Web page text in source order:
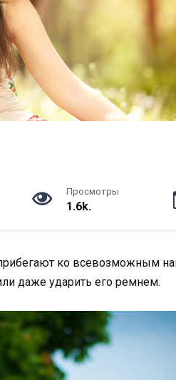
Просмотры
1.6k.
ко всевозможным
даже ударить его ремнем.